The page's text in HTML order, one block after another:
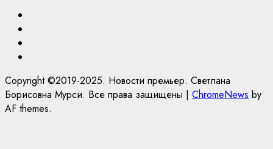
Copyright ©2019-2025. Новости премьер. Светлана
Борисовна Мурси. Все права защищены | ChromeNews by
AF themes.